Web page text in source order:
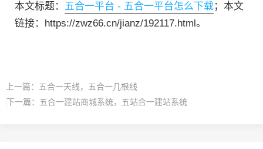
本文标题： 五合一平台 - 五合一平台怎么下载；本文
链接：https://zwz66.cn/jianz/192117.html。
上一篇： 五合一天线，五合一几根线
下一篇： 五合一建站商城系统，五站合一建站系统